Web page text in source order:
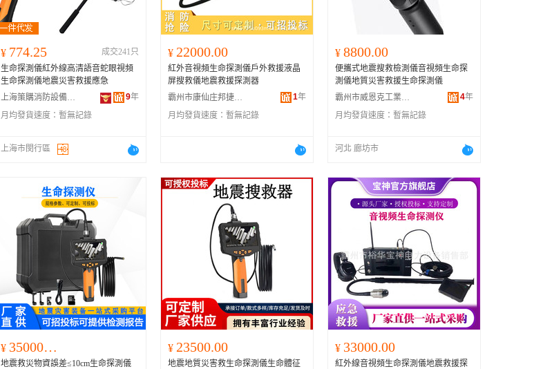
¥ 774.25
成交241只
生命探測儀紅外線高清語音蛇眼視頻
生命探測儀地震災害救援應急
上海策購消防設備有限公司
9年
月均發貨速度： 暫無記錄
上海市閔行區
¥ 22000.00
紅外音視頻生命探測儀戶外救援液晶
屏搜救儀地震救援探測器
霸州市康仙庄邦捷電力器材廠
1年
月均發貨速度： 暫無記錄
¥ 8800.00
便攜式地震搜救檢測儀音視頻生命探
測儀地質災害救援生命探測儀
霸州市威恩克工業設備廠
4年
月均發貨速度： 暫無記錄
河北 廊坊市
¥ 350000.00
地震救災物資誤差≤10cm生命探測儀
¥ 23500.00
地震地質災害救生命探測儀生命體征
¥ 33000.00
紅外線音視頻生命探測儀地震救援探